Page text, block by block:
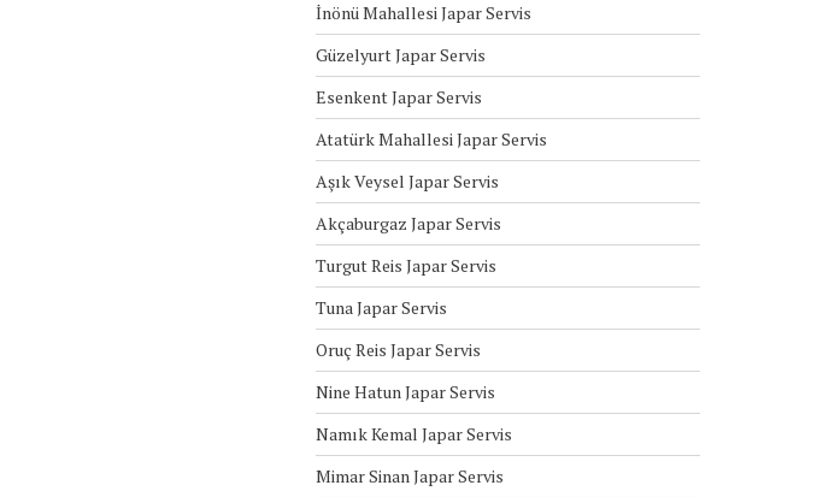
İnönü Mahallesi Japar Servis
Güzelyurt Japar Servis
Esenkent Japar Servis
Atatürk Mahallesi Japar Servis
Aşık Veysel Japar Servis
Akçaburgaz Japar Servis
Turgut Reis Japar Servis
Tuna Japar Servis
Oruç Reis Japar Servis
Nine Hatun Japar Servis
Namık Kemal Japar Servis
Mimar Sinan Japar Servis